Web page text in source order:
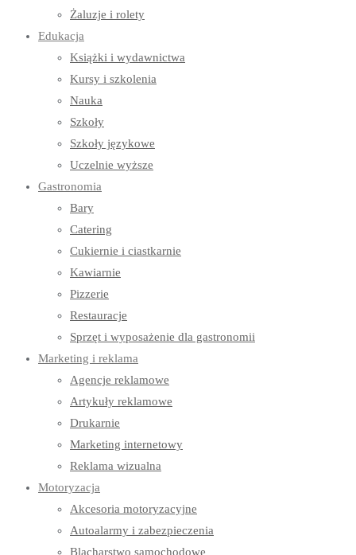
Żaluzje i rolety
Edukacja
Książki i wydawnictwa
Kursy i szkolenia
Nauka
Szkoły
Szkoły językowe
Uczelnie wyższe
Gastronomia
Bary
Catering
Cukiernie i ciastkarnie
Kawiarnie
Pizzerie
Restauracje
Sprzęt i wyposażenie dla gastronomii
Marketing i reklama
Agencje reklamowe
Artykuły reklamowe
Drukarnie
Marketing internetowy
Reklama wizualna
Motoryzacja
Akcesoria motoryzacyjne
Autoalarmy i zabezpieczenia
Blacharstwo samochodowe